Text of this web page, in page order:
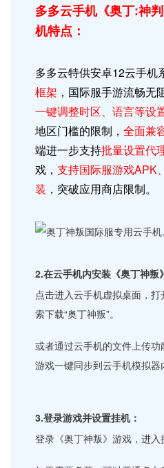
多多云手机《奥丁:神
机特点：
多多云特供安卓12云手机
框架 ，国际服手游流畅无
一键调整时区、语言等设
地区门槛的限制，全面兼
端进一步支持批量设置代
戏，支持国际服游戏APK
装 ，突破应用商店限制。
2.在云手机内安装《奥丁神叛
点击进入云手机虚拟桌面，
索下载“奥丁神叛”。
或者通过云手机的文件上传
游戏一键同步到云手机模拟器
3.登录游戏并设置挂机：
登录《奥丁神叛》游戏，进入